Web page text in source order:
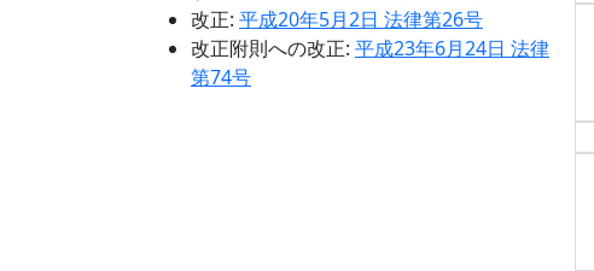
改正: 平成20年5月2日 法律第26号
改正附則への改正: 平成23年6月24日 法律
第74号